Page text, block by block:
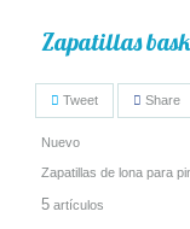
Zapatillas
Tweet Share
Nuevo
Zapatillas de lona para
5 artículos